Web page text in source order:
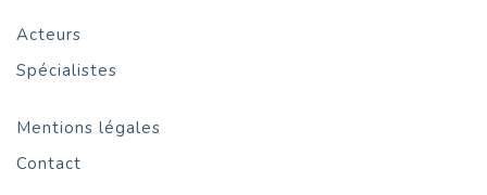
Acteurs
Spécialistes
Mentions légales
Contact